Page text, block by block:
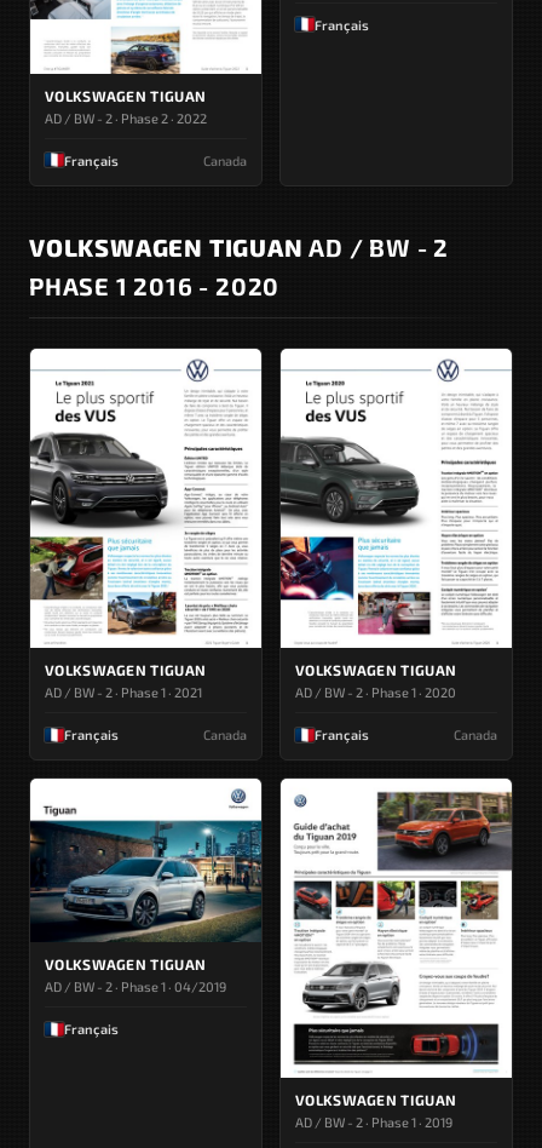
VOLKSWAGEN TIGUAN
AD / BW - 2 · Phase 2 · 2022
Français Canada
Français
VOLKSWAGEN TIGUAN AD / BW - 2
PHASE 1 2016 - 2020
VOLKSWAGEN TIGUAN
AD / BW - 2 · Phase 1 · 2021
Français Canada
VOLKSWAGEN TIGUAN
AD / BW - 2 · Phase 1 · 2020
Français Canada
VOLKSWAGEN TIGUAN
AD / BW - 2 · Phase 1 · 04/2019
Français
VOLKSWAGEN TIGUAN
AD / BW - 2 · Phase 1 · 2019